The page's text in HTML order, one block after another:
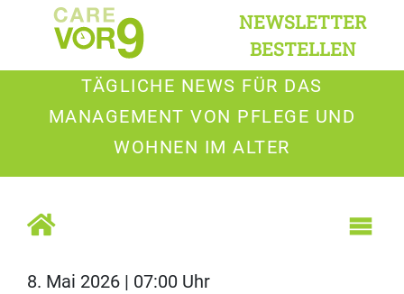
NEWSLETTER
BESTELLEN
TÄGLICHE NEWS FÜR DAS
MANAGEMENT VON PFLEGE UND
WOHNEN IM ALTER
8. Mai 2026 | 07:00 Uhr